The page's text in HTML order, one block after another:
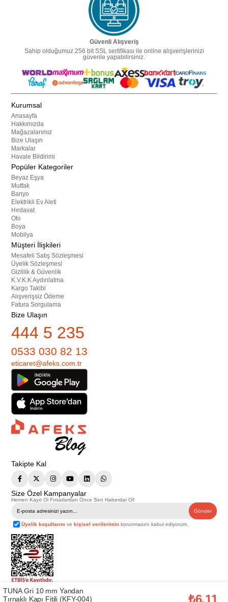
Güvenli Alışveriş
Sahip olduğumuz 256 bit SSL sertifikası ile online alışverişlerinizi
güvenle yapabilirsiniz.
Kurumsal
Anasayfa
Hakkımızda
Mağazalarımız
Bize Ulaşın
Markalar
Havale Bildirimi
Popüler Kategoriler
Beyaz Eşya
Mutfak
Banyo
Elektrikli Ev Aleti
Hırdavat
Oto
Boya
Mobilya
Müşteri İlişkileri
Mesafeli Satış Sözleşmesi
Üyelik Sözleşmesi
Gizlilik & Güvenlik
K.V.K.K Aydınlatma
Kargo Takibi
Alışverişsiz Ödeme
Fatura Sorgulama
Bize Ulaşın
444 5 235
0533 030 82 13
eticaret@afeks.com.tr
Takipte Kal
Size Özel Kampanyalar
Hemen Kayıt Ol Fırsatlardan Önce Sen Haberdar Ol!
Gönder
Üyelik koşullarını vekişisel verilerimin korunmasını kabul ediyorum.
Telif Hakkı © 2026
. Tüm hakları saklıdır.
TUNA Gri 10 mm Yandan
Tırnaklı Kapı Fitili (KFY-004)
₺6,11